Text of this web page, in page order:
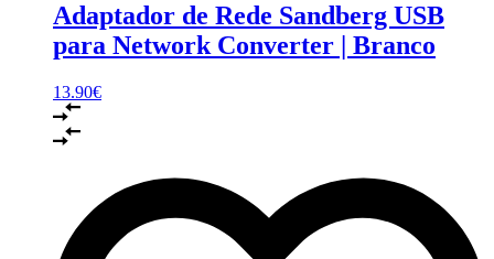
Adaptador de Rede Sandberg USB
para Network Converter | Branco
13.90€